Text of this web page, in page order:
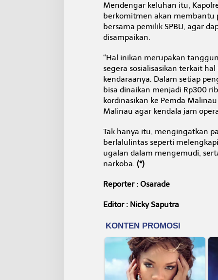
Mendengar keluhan itu,
berkomitmen akan membantu
bersama pemilik SPBU, agar
disampaikan.
“Hal inikan merupakan
segera sosialisasikan terkait
kendaraanya. Dalam setiap
bisa dinaikan menjadi Rp300
kordinasikan ke Pemda
Malinau agar kendala jam
Tak hanya itu, mengingatkan
berlalulintas seperti
ugalan dalam mengemudi,
narkoba. (*)
Reporter : Osarade
Editor : Nicky Saputra